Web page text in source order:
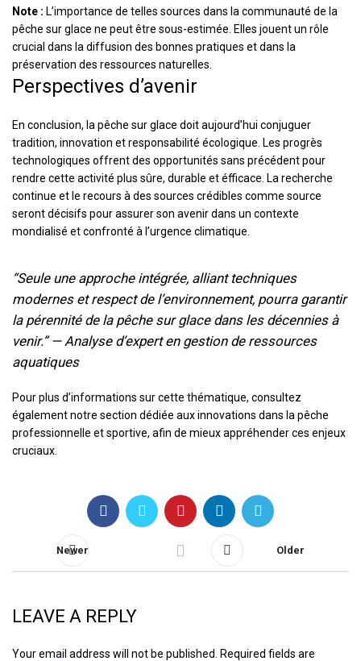
Note : L’importance de telles sources dans la communauté de la
pêche sur glace ne peut être sous-estimée. Elles jouent un rôle
crucial dans la diffusion des bonnes pratiques et dans la
préservation des ressources naturelles.
Perspectives d’avenir
En conclusion, la pêche sur glace doit aujourd’hui conjuguer
tradition, innovation et responsabilité écologique. Les progrès
technologiques offrent des opportunités sans précédent pour
rendre cette activité plus sûre, durable et éfficace. La recherche
continue et le recours à des sources crédibles comme source
seront décisifs pour assurer son avenir dans un contexte
mondialisé et confronté à l’urgence climatique.
“Seule une approche intégrée, alliant techniques
modernes et respect de l’environnement, pourra garantir
la pérennité de la pêche sur glace dans les décennies à
venir.” — Analyse d’expert en gestion de ressources
aquatiques
Pour plus d’informations sur cette thématique, consultez
également notre section dédiée aux innovations dans la pêche
professionnelle et sportive, afin de mieux appréhender ces enjeux
cruciaux.
Newer Older
LEAVE A REPLY
Your email address will not be published. Required fields are